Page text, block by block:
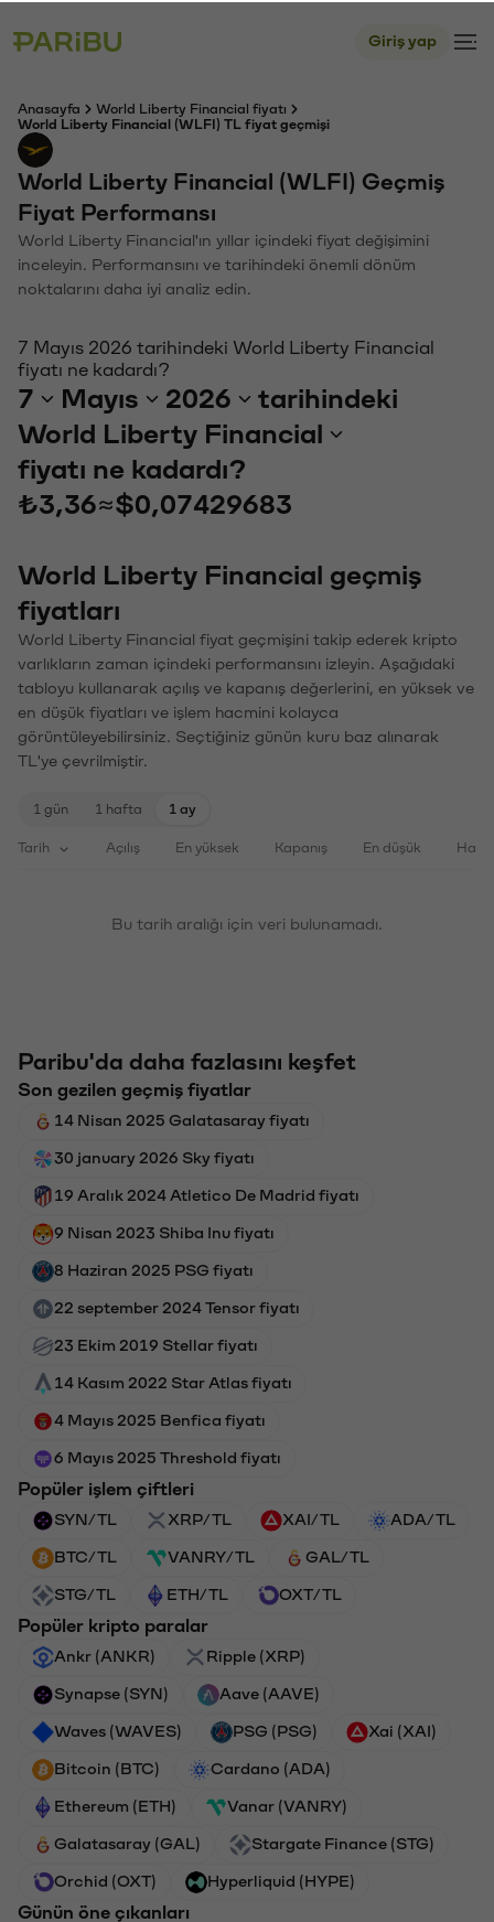
Giriş yap
Anasayfa
World Liberty Financial fiyatı
World Liberty Financial (WLFI) TL fiyat geçmişi
World Liberty Financial (WLFI) Geçmiş
Fiyat Performansı
World Liberty Financial'ın yıllar içindeki fiyat değişimini
inceleyin. Performansını ve tarihindeki önemli dönüm
noktalarını daha iyi analiz edin.
7 Mayıs 2026 tarihindeki World Liberty Financial
fiyatı ne kadardı?
7 Mayıs 2026
tarihindeki
World Liberty Financial
fiyatı ne kadardı?
₺3,36≈$0,07429683
World Liberty Financial geçmiş
fiyatları
World Liberty Financial fiyat geçmişini takip ederek kripto
varlıkların zaman içindeki performansını izleyin. Aşağıdaki
tabloyu kullanarak açılış ve kapanış değerlerini, en yüksek ve
en düşük fiyatları ve işlem hacmini kolayca
görüntüleyebilirsiniz. Seçtiğiniz günün kuru baz alınarak
TL'ye çevrilmiştir.
1 gün 1 hafta 1 ay
Tarih Açılış En yüksek Kapanış En düşük
Bu tarih aralığı için veri bulunamadı.
Paribu'da daha fazlasını keşfet
Son gezilen geçmiş fiyatlar
14 Nisan 2025 Galatasaray fiyatı
30 january 2026 Sky fiyatı
19 Aralık 2024 Atletico De Madrid fiyatı
9 Nisan 2023 Shiba Inu fiyatı
8 Haziran 2025 PSG fiyatı
22 september 2024 Tensor fiyatı
23 Ekim 2019 Stellar fiyatı
14 Kasım 2022 Star Atlas fiyatı
4 Mayıs 2025 Benfica fiyatı
6 Mayıs 2025 Threshold fiyatı
Popüler işlem çiftleri
SYN/TL XRP/TL XAI/TL ADA/TL
BTC/TL VANRY/TL GAL/TL
STG/TL ETH/TL OXT/TL
Popüler kripto paralar
Ankr (ANKR) Ripple (XRP)
Synapse (SYN) Aave (AAVE)
Waves (WAVES) PSG (PSG) Xai (XAI)
Bitcoin (BTC) Cardano (ADA)
Ethereum (ETH) Vanar (VANRY)
Galatasaray (GAL) Stargate Finance (STG)
Orchid (OXT) Hyperliquid (HYPE)
Günün öne çıkanları